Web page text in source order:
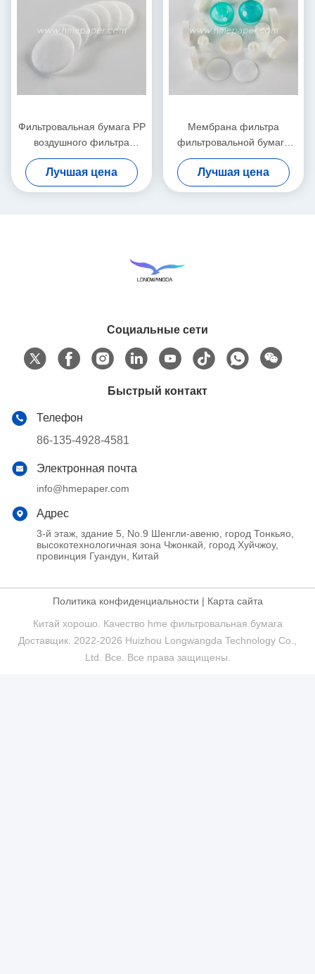
Фильтровальная бумага PP
воздушного фильтра
электростатическая для
HME/HMEF
Лучшая цена
Мембрана фильтра
фильтровальной бумаги
54.5mm обменника влаги
жары электростатическая
Лучшая цена
Социальные сети
Быстрый контакт
Телефон
86-135-4928-4581
Электронная почта
info@hmepaper.com
Адрес
3-й этаж, здание 5, No.9 Шенгли-авеню, город Тонкьяо,
высокотехнологичная зона Чжонкай, город Хуйчжоу,
провинция Гуандун, Китай
Политика конфиденциальности | Карта сайта
Китай хорошо. Качество hme фильтровальная бумага
Доставщик. 2022-2026 Huizhou Longwangda Technology Co.,
Ltd. Все. Все права защищены.